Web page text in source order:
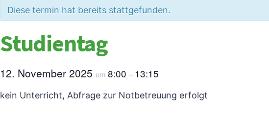
Diese termin hat bereits stattgefunden.
Studientag
12. November 2025 um 8:00 – 13:15
kein Unterricht, Abfrage zur Notbetreuung erfolgt